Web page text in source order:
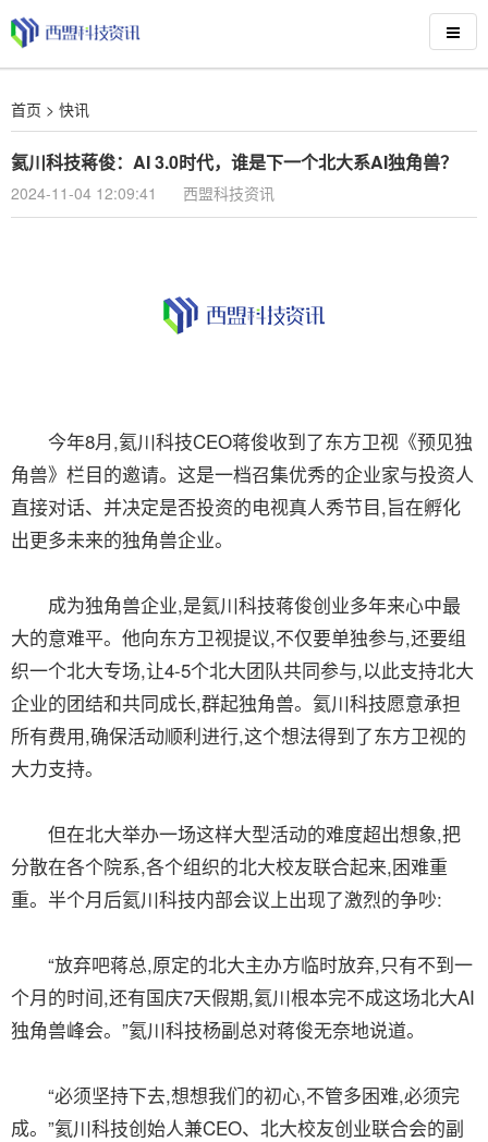
首页 > 快讯
氦川科技蒋俊：AI 3.0时代，谁是下一个北大系AI独角兽？
2024-11-04 12:09:41 西盟科技资讯
今年8月,氦川科技CEO蒋俊收到了东方卫视《预见独
角兽》栏目的邀请。这是一档召集优秀的企业家与投资人
直接对话、并决定是否投资的电视真人秀节目,旨在孵化
出更多未来的独角兽企业。
成为独角兽企业,是氦川科技蒋俊创业多年来心中最
大的意难平。他向东方卫视提议,不仅要单独参与,还要组
织一个北大专场,让4-5个北大团队共同参与,以此支持北大
企业的团结和共同成长,群起独角兽。氦川科技愿意承担
所有费用,确保活动顺利进行,这个想法得到了东方卫视的
大力支持。
但在北大举办一场这样大型活动的难度超出想象,把
分散在各个院系,各个组织的北大校友联合起来,困难重
重。半个月后氦川科技内部会议上出现了激烈的争吵:
“放弃吧蒋总,原定的北大主办方临时放弃,只有不到一
个月的时间,还有国庆7天假期,氦川根本完不成这场北大AI
独角兽峰会。”氦川科技杨副总对蒋俊无奈地说道。
“必须坚持下去,想想我们的初心,不管多困难,必须完
成。”氦川科技创始人兼CEO、北大校友创业联合会的副